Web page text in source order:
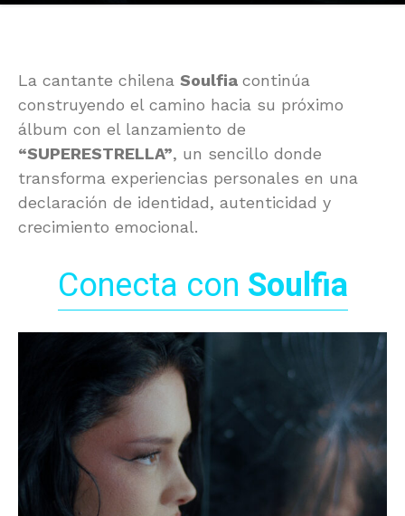
La cantante chilena Soulfia continúa
construyendo el camino hacia su próximo
álbum con el lanzamiento de
“SUPERESTRELLA”, un sencillo donde
transforma experiencias personales en una
declaración de identidad, autenticidad y
crecimiento emocional.
Conecta con Soulfia